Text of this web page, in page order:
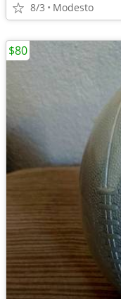
8/3 Modesto
$80